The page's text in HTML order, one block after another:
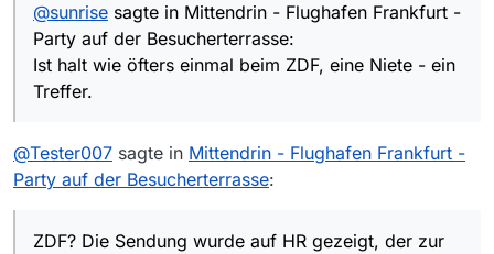
Dieser Link lässt sich tatsächlich nicht
abspielen:
http://hrardmediathek-
a.akamaihd.net/video/as/mittendrin/2019_12/hrL
http://hrardmediathek-
a.akamaihd.net/video/as/mittendrin/2019_11/hrL
Ist halt wie öfters einmal beim ZDF, eine Niete
ZDF? Die Sendung wurde auf HR gezeigt, der zur
ARD gehört!
@sunrise sagte in Mittendrin - Flughafen Frankfurt -
Party auf der Besucherterrasse:
Ist halt wie öfters einmal beim ZDF, eine Niete - ein
Treffer.
@Tester007 sagte in Mittendrin - Flughafen Frankfurt -
Party auf der Besucherterrasse:
ZDF? Die Sendung wurde auf HR gezeigt, der zur